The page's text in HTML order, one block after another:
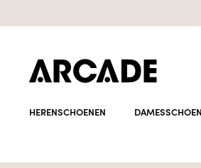
HERENSCHOENEN